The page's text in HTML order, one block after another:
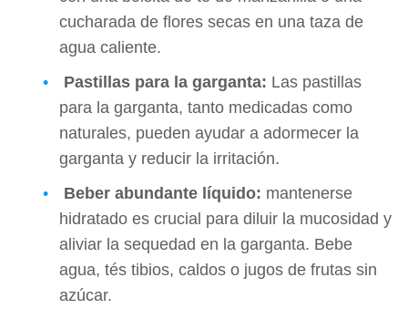
cucharada de flores secas en una taza de
agua caliente.
Pastillas para la garganta: Las pastillas
para la garganta, tanto medicadas como
naturales, pueden ayudar a adormecer la
garganta y reducir la irritación.
Beber abundante líquido: mantenerse
hidratado es crucial para diluir la mucosidad y
aliviar la sequedad en la garganta. Bebe
agua, tés tibios, caldos o jugos de frutas sin
azúcar.